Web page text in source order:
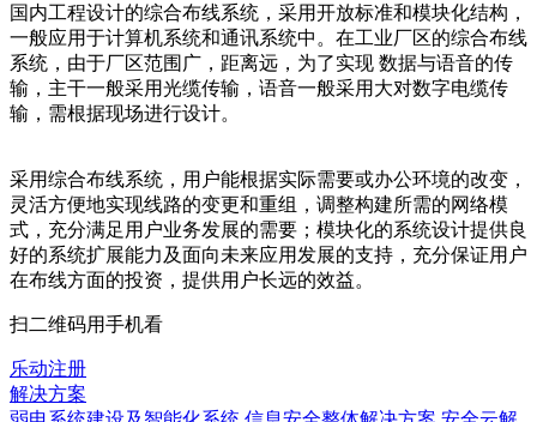
国内工程设计的综合布线系统，采用开放标准和模块化结构，
一般应用于计算机系统和通讯系统中。在工业厂区的综合布线
系统，由于厂区范围广，距离远，为了实现 数据与语音的传
输，主干一般采用光缆传输，语音一般采用大对数字电缆传
输，需根据现场进行设计。
采用综合布线系统，用户能根据实际需要或办公环境的改变，
灵活方便地实现线路的变更和重组，调整构建所需的网络模
式，充分满足用户业务发展的需要；模块化的系统设计提供良
好的系统扩展能力及面向未来应用发展的支持，充分保证用户
在布线方面的投资，提供用户长远的效益。
扫二维码用手机看
乐动注册
解决方案